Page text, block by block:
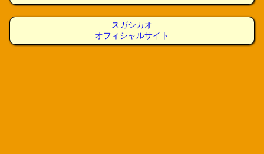
スガシカオ
オフィシャルサイト